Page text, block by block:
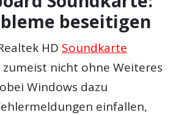
beseitigen
HD Soundkarte
zumeist nicht ohne Weiteres
Windows dazu
einfallen,